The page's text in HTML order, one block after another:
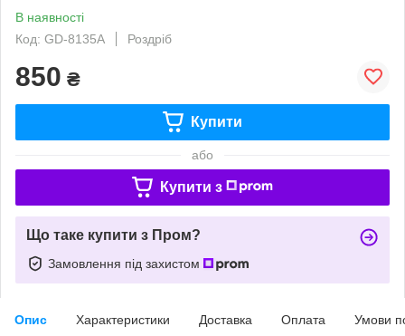
В наявності
Код: GD-8135A
Роздріб
850 ₴
Купити
або
Купити з
Що таке купити з Пром?
Замовлення під захистом
Опис Характеристики Доставка Оплата Умови